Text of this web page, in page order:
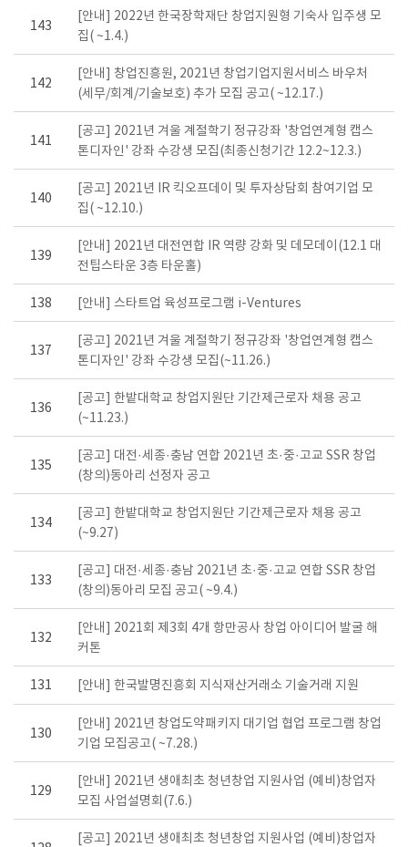
143
[안내] 2022년 한국장학재단 창업지원형 기숙사 입주생 모
집( ~1.4.)
142
[안내] 창업진흥원, 2021년 창업기업지원서비스 바우처
(세무/회계/기술보호) 추가 모집 공고( ~12.17.)
141
[공고] 2021년 겨울 계절학기 정규강좌 '창업연계형 캡스
톤디자인' 강좌 수강생 모집(최종신청기간 12.2~12.3.)
140
[공고] 2021년 IR 킥오프데이 및 투자상담회 참여기업 모
집( ~12.10.)
139
[안내] 2021년 대전연합 IR 역량 강화 및 데모데이(12.1 대
전팁스타운 3층 타운홀)
138 [안내] 스타트업 육성프로그램 i-Ventures
137
[공고] 2021년 겨울 계절학기 정규강좌 '창업연계형 캡스
톤디자인' 강좌 수강생 모집(~11.26.)
136
[공고] 한밭대학교 창업지원단 기간제근로자 채용 공고
(~11.23.)
135
[공고] 대전·세종·충남 연합 2021년 초·중·고교 SSR 창업
(창의)동아리 선정자 공고
134
[공고] 한밭대학교 창업지원단 기간제근로자 채용 공고
(~9.27)
133
[공고] 대전·세종·충남 2021년 초·중·고교 연합 SSR 창업
(창의)동아리 모집 공고( ~9.4.)
132
[안내] 2021회 제3회 4개 항만공사 창업 아이디어 발굴 해
커톤
131 [안내] 한국발명진흥회 지식재산거래소 기술거래 지원
130
[안내] 2021년 창업도약패키지 대기업 협업 프로그램 창업
기업 모집공고( ~7.28.)
129
[안내] 2021년 생애최초 청년창업 지원사업 (예비)창업자
모집 사업설명회(7.6.)
[공고] 2021년 생애최초 청년창업 지원사업 (예비)창업자